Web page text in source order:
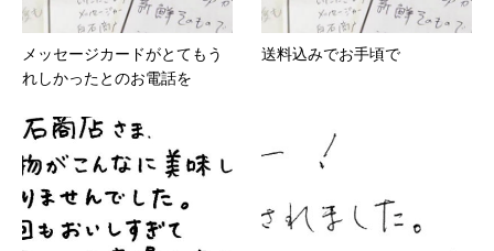
メッセージカードがとてもう
れしかったとのお電話を
送料込みでお手頃で